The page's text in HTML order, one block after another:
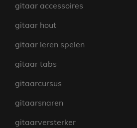
gitaar accessoires
gitaar hout
gitaar leren spelen
gitaar tabs
gitaarcursus
gitaarsnaren
gitaarversterker